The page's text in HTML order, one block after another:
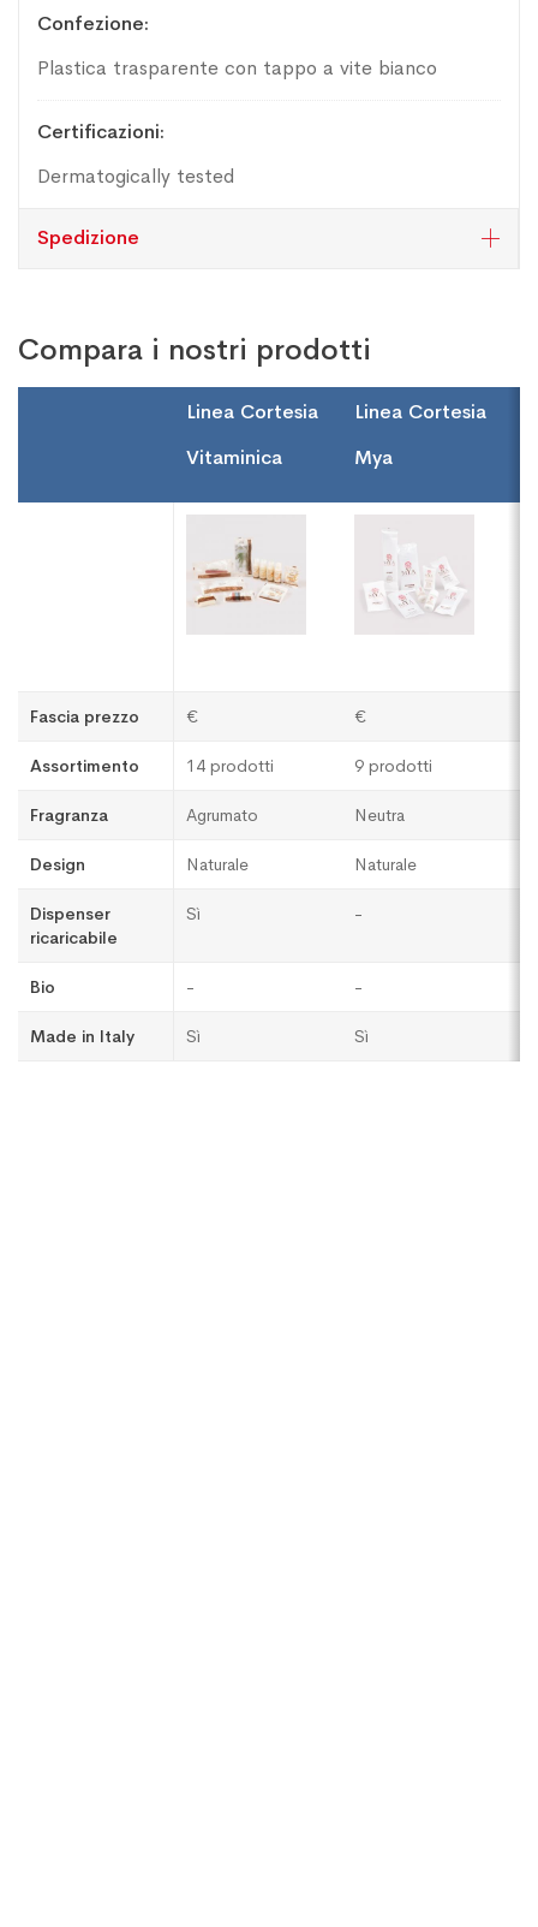
Confezione
Plastica trasparente con tappo a vite bianco
Certificazioni
Dermatogically tested
Spedizione
Compara i nostri prodotti
Linea Cortesia
Vitaminica
Linea Cortesia
Mya
Fascia prezzo € €
Assortimento 14 prodotti 9 prodotti
Fragranza Agrumato Neutra
Design Naturale Naturale
Dispenser
ricaricabile
Sì -
Bio - -
Made in Italy Sì Sì